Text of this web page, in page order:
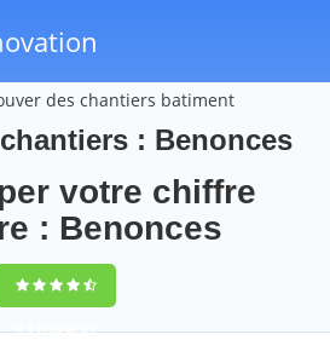
des chantiers batiment
: Benonces
votre chiffre
: Benonces
9,5(100%)61